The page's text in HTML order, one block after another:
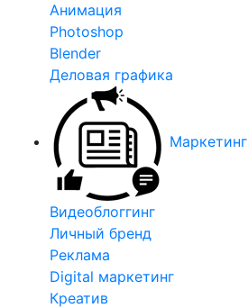
Анимация
Photoshop
Blender
Деловая графика
Маркетинг
Видеоблоггинг
Личный бренд
Реклама
Digital маркетинг
Креатив